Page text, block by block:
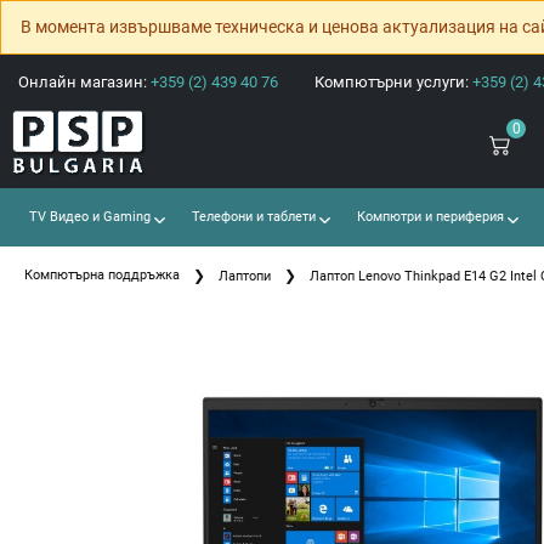
В момента извършваме техническа и ценова актуализация на
Онлайн магазин: +359 (2) 439 40 76 Компютърни услуги: +359 (2)
0
TV Видео и Gaming Телефони и таблети Компютри и периферия
Компютърна поддръжка Лаптопи Лаптоп Lenovo Thinkpad E14 G2 Intel